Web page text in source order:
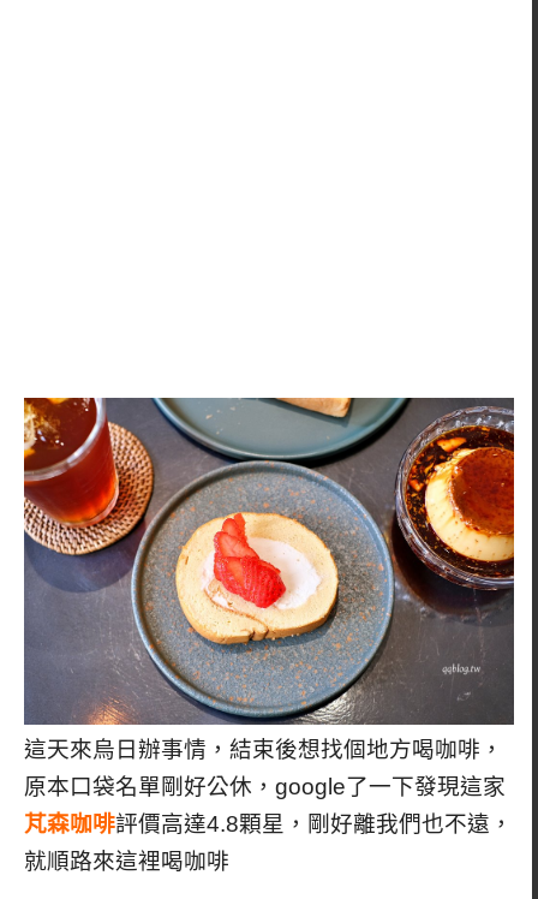
這天來烏日辦事情，結束後想找個地方喝咖啡，
原本口袋名單剛好公休，google了一下發現這家
芃森咖啡評價高達4.8顆星，剛好離我們也不遠，
就順路來這裡喝咖啡